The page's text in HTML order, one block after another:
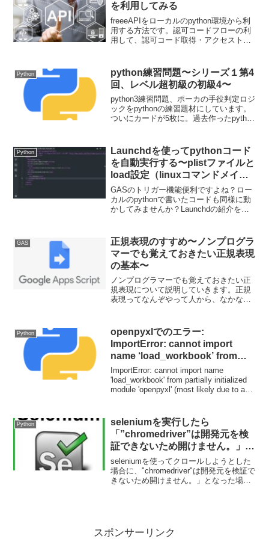
を利用してみる
freeeAPIをローカルのpython環境から利
用する方法です。認可コードフローの利
用して、認可コード取得・アクセストー
Python
python練習問題〜シリーズ１第4
回、レベル超初級の初級4〜
python3練習問題、ポーカの手役判定ロジ
ックをpythonの練習題材にしています。
ついにカードが5枚に。過去作ったpython
説しています。
Python
Launchdを使ってpythonコード
を自動実行する〜plistファイルと
load設定（linuxコマンドメイ
ン）〜
GASのトリガー機能便利ですよね？ロー
カルのpythonで書いたコードも同様に動
かしてみませんか？Launchdの紹介をし
実行スクレイピングをしたい方には必須
の機能です。今回はplistファイル・Load
設定について解説します。
GAS
正規表現のすすめ〜ノンプログラ
マーでも覚えておきたい正規表現
の基本〜
ノンプログラマーでも覚えておきたい正
規表現について説明していきます。正規
表現ってなんぞやって人から、なかなか
たせられる正規表現は是非習得していき
たい基礎知識だと思います。
Python
openpyxlでのエラー:
ImportError: cannot import
name ‘load_workbook’ from
partially initialized module
‘openpyxl’ (most likely due to a
circular import)となった場合
ImportError: cannot import name
'load_workbook' from partially initialized
module 'openpyxl' (most likely due to a
Python
seleniumを実行したら
「”chromedriver”は開発元を検
証できないため開けません。」と
なった場合の対応策
seleniumを使ってクロールしようとした
場合に、"chromedriver"は開発元を検証で
きないため開けません。」となった場合
スポンサーリンク